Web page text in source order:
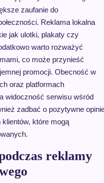
zaufanie do
Reklama lokalna
jak ulotki, plakaty czy
warto rozważyć
co może przynieść
promocji. Obecność w
oraz platformach
widoczność serwisu wśród
zadbać o pozytywne
które mogą
reklamy